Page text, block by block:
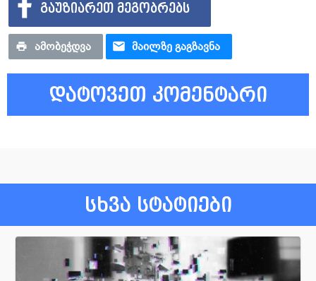
ᲒᲐᲣᲖᲘᲐᲠᲔᲗ ᲛᲔᲒᲝᲑᲠᲔᲑᲡ
ᲐᲛᲝᲑᲔᲭᲓᲕᲐ ᲛᲐᲘᲚᲖᲔ ᲒᲐᲒᲖᲐᲕᲜᲐ
დატოვეთ კომენტარი
სხვა სტატიები